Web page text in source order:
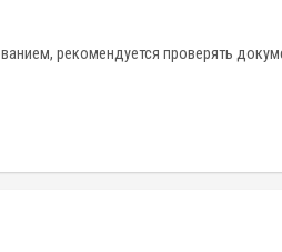
рекомендуется проверять